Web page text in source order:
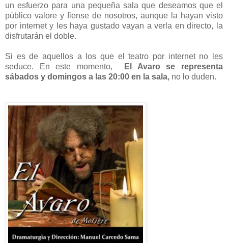
un esfuerzo para una pequeña sala que deseamos que el
público valore y fiense de nosotros, aunque la hayan visto
por internet y les haya gustado vayan a verla en directo, la
disfrutarán el doble.
Si es de aquellos a los que el teatro por internet no les
seduce. En este momento,
El Avaro se representa
sábados y domingos a las 20:00 en la sala, no lo duden.